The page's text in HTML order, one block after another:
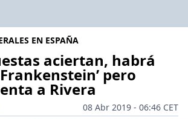
EN ESPAÑA
aciertan, habrá
pero
a Rivera
08 Abr 2019 - 06:46 CET